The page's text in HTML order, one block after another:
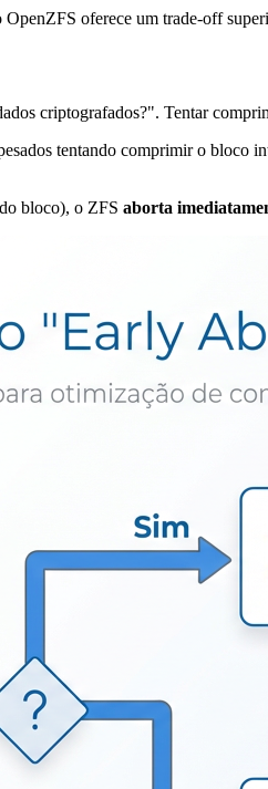
oferece um trade-off
criptografados?". Tentar
tentando comprimir o bloco
bloco), o ZFS aborta